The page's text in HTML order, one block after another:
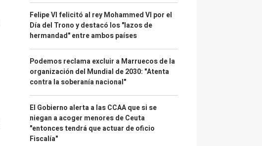
Felipe VI felicitó al rey Mohammed VI por el
Día del Trono y destacó los "lazos de
hermandad" entre ambos países
Podemos reclama excluir a Marruecos de la
organización del Mundial de 2030: "Atenta
contra la soberanía nacional"
El Gobierno alerta a las CCAA que si se
niegan a acoger menores de Ceuta
"entonces tendrá que actuar de oficio
Fiscalía"